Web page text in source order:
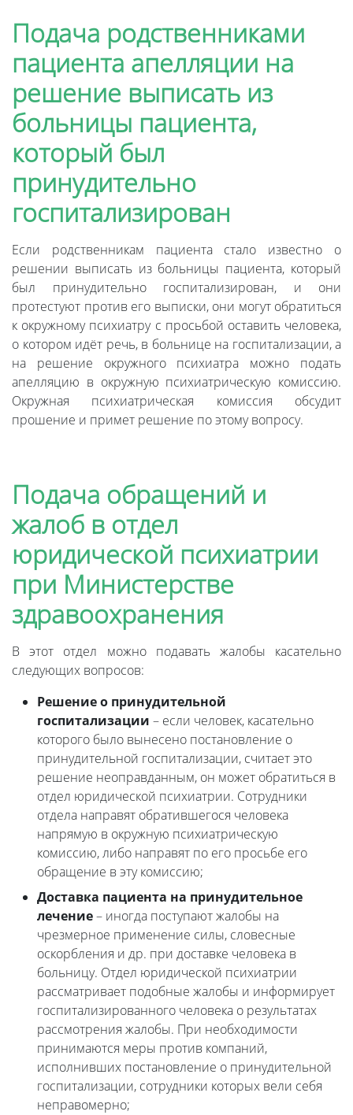
Подача родственниками
пациента апелляции на
решение выписать из
больницы пациента,
который был
принудительно
госпитализирован
Если родственникам пациента стало известно о
решении выписать из больницы пациента, который
был принудительно госпитализирован, и они
протестуют против его выписки, они могут обратиться
к окружному психиатру с просьбой оставить человека,
о котором идёт речь, в больнице на госпитализации, а
на решение окружного психиатра можно подать
апелляцию в окружную психиатрическую комиссию.
Окружная психиатрическая комиссия обсудит
прошение и примет решение по этому вопросу.
Подача обращений и
жалоб в отдел
юридической психиатрии
при Министерстве
здравоохранения
В этот отдел можно подавать жалобы касательно
следующих вопросов:
Решение о принудительной
госпитализации – если человек, касательно
которого было вынесено постановление о
принудительной госпитализации, считает это
решение неоправданным, он может обратиться в
отдел юридической психиатрии. Сотрудники
отдела направят обратившегося человека
напрямую в окружную психиатрическую
комиссию, либо направят по его просьбе его
обращение в эту комиссию;
Доставка пациента на принудительное
лечение– иногда поступают жалобы на
чрезмерное применение силы, словесные
оскорбления и др. при доставке человека в
больницу. Отдел юридической психиатрии
рассматривает подобные жалобы и информирует
госпитализированного человека о результатах
рассмотрения жалобы. При необходимости
принимаются меры против компаний,
исполнивших постановление о принудительной
госпитализации, сотрудники которых вели себя
неправомерно;